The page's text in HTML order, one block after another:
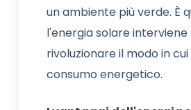
un ambiente più verde. È
l'energia solare
rivoluzionare il modo in
consumo energetico.